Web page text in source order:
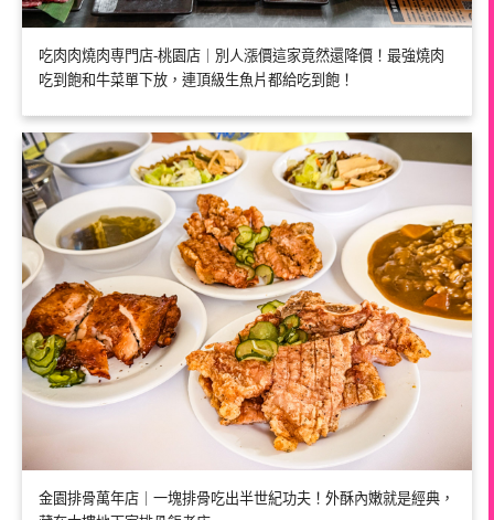
吃肉肉燒肉専門店-桃園店｜別人漲價這家竟然還降價！最強燒肉
吃到飽和牛菜單下放，連頂級生魚片都給吃到飽！
金園排骨萬年店｜一塊排骨吃出半世紀功夫！外酥內嫩就是經典，